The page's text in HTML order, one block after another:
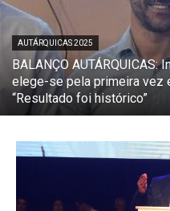
AUTÁRQUICAS 2025
BALANÇO AUTÁRQUICAS:
elege-se pela primeira vez
“Resultado foi histórico”